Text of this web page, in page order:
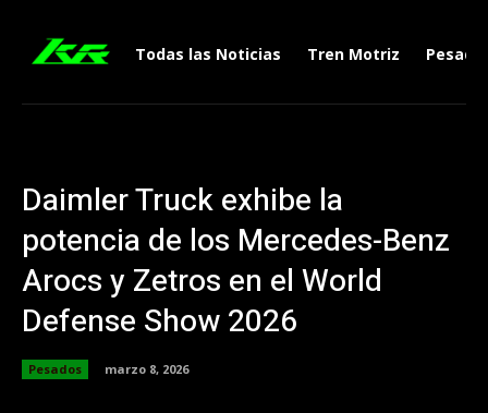
Todas las Noticias Tren Motriz
Daimler Truck exhibe la
potencia de los Mercedes-Benz
Arocs y Zetros en el World
Defense Show 2026
Pesados marzo 8, 2026